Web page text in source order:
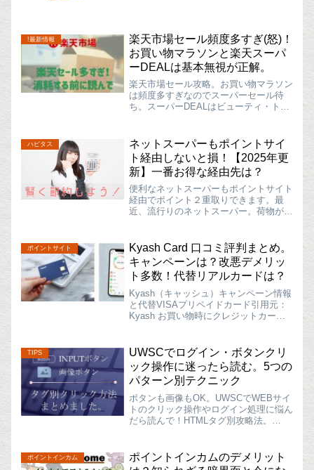
!最新情報
楽天市場セール頻度多すぎ(怒)！
お買い物マラソンと楽天スーパ
ーDEALは基本無視が正解。
楽天市場セール攻略。お買い物マラソン
は頻度多すぎなのでスーパーセール待
ち。スーパーDEALはビューティ・トラ
思いません？他にも楽天スーパーDEAL
とかキャンペーンだらけ...
ハピタス
ネットスーパーもポイントサイ
ト経由しないと損！【2025年更
新】一番お得な経由先は？
便利なネットスーパーもポイントサイト
経由でポイント２重取りできます。最
近、流行りのネットスーパー。荷物が重
を買物できちゃう。スピーディーに自宅
の玄関まで宅配してくれます...
ポイントサイト
Kyash Card 口コミ評判まとめ。
キャンペーンは？改悪デメリッ
ト多数！代替リアルカードは？
Kyash（キャッシュ）キャンペーン情報
と代替VISAプリペイドカード引用元：
Kyash お買い物時にクレジットカード
カード「Kyash」もだいぶ知名度が上が
りまし...
TIPS
UWSCでログイン・ボタンクリ
ック操作に迷ったら読む。5つの
パターン別テクニック
ボタンも画像もOK。UWSCでWEBサイ
トのクリック操作やログイン処理に悩ん
だら読んで！HTMLタグ別攻略法。
きに、サイトごとにログインページ等の
HTMLが違うので...
ポイントインカム
ポイントインカムのデメリット